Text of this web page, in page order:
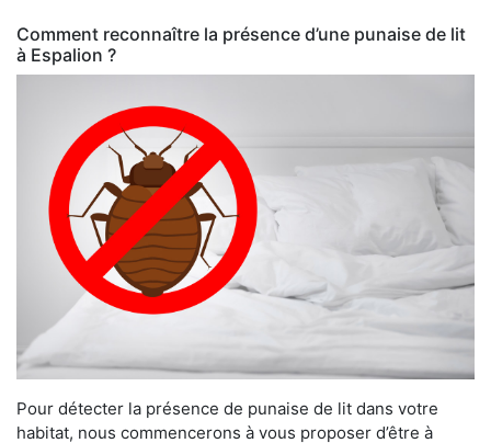
Comment reconnaître la présence d’une punaise de lit
à Espalion ?
Pour détecter la présence de punaise de lit dans votre
habitat, nous commencerons à vous proposer d’être à